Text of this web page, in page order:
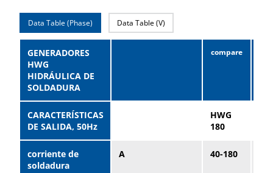
Data Table (Phase) Data Table (V)
GENERADORES
HWG
HIDRÁULICA DE
SOLDADURA
CARACTERÍSTICAS
DE SALIDA, 50Hz
HWG
180
corriente de
soldadura
A 40-180